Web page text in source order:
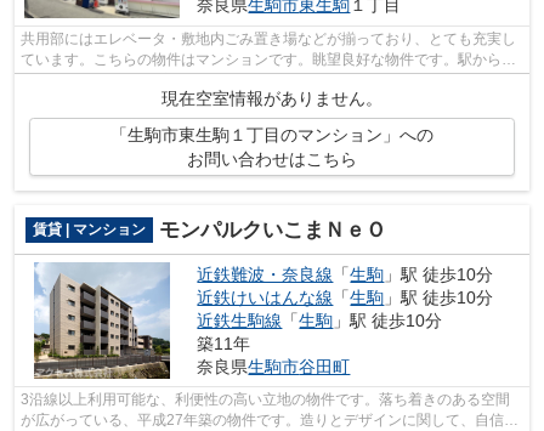
奈良県生駒市東生駒 １丁目
共用部にはエレベータ・敷地内ごみ置き場などが揃っており、とても充実し
ています。こちらの物件はマンションです。眺望良好な物件です。駅から徒
歩1分というアクセス良好な駅近物件は...
現在空室情報がありません。
「生駒市東生駒１丁目のマンション」への
お問い合わせはこちら
賃貸 | マンション モンパルクいこまＮｅＯ
近鉄難波・奈良線 「生駒 」駅 徒歩10分
近鉄けいはんな線 「生駒 」駅 徒歩10分
近鉄生駒線 「生駒 」駅 徒歩10分
築11年
奈良県生駒市谷田町
3沿線以上利用可能な、利便性の高い立地の物件です。落ち着きのある空間
が広がっている、平成27年築の物件です。造りとデザインに関して、自信を